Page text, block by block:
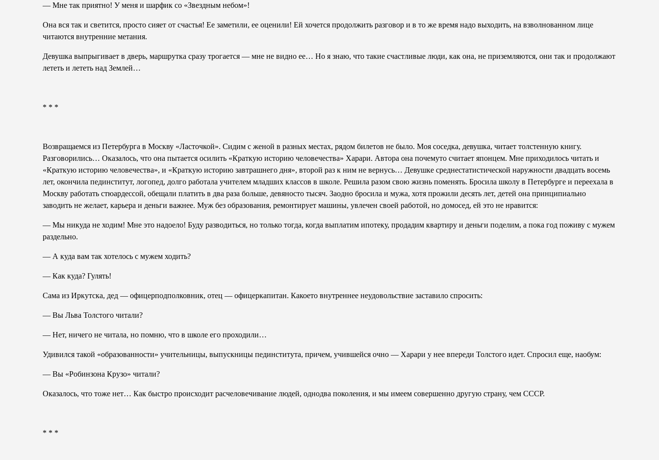
— Мне так приятно! У меня и шарфик со «Звездным небом»!
Она вся так и светится, просто сияет от счастья! Ее заметили, ее оценили! Ей хочется продолжить разговор и в то же время надо выходить, на взволнованном лице
читаются внутренние метания.
Девушка выпрыгивает в дверь, маршрутка сразу трогается — мне не видно ее… Но я знаю, что такие счастливые люди, как она, не приземляются, они так и продолжают
лететь и лететь над Землей…
* * *
Возвращаемся из Петербурга в Москву «Ласточкой». Сидим с женой в разных местах, рядом билетов не было. Моя соседка, девушка, читает толстенную книгу.
Разговорились… Оказалось, что она пытается осилить «Краткую историю человечества» Харари. Автора она почему­то считает японцем. Мне приходилось читать и
«Краткую историю человечества», и «Краткую историю завтрашнего дня», второй раз к ним не вернусь… Девушке среднестатистической наружности двадцать восемь
лет, окончила пединститут, логопед, долго работала учителем младших классов в школе. Решила разом свою жизнь поменять. Бросила школу в Петербурге и переехала в
Москву работать стюардессой, обещали платить в два раза больше, девяносто тысяч. Заодно бросила и мужа, хотя прожили десять лет, детей она принципиально
заводить не желает, карьера и деньги важнее. Муж без образования, ремонтирует машины, увлечен своей работой, но домосед, ей это не нравится:
— Мы никуда не ходим! Мне это надоело! Буду разводиться, но только тогда, когда выплатим ипотеку, продадим квартиру и деньги поделим, а пока год поживу с мужем
раздельно.
— А куда вам так хотелось с мужем ходить?
— Как куда? Гулять!
Сама из Иркутска, дед — офицер­подполковник, отец — офицер­капитан. Какое­то внутреннее неудовольствие заставило спросить:
— Вы Льва Толстого читали?
— Нет, ничего не читала, но помню, что в школе его проходили…
Удивился такой «образованности» учительницы, выпускницы пединститута, причем, учившейся очно — Харари у нее впереди Толстого идет. Спросил еще, наобум:
— Вы «Робинзона Крузо» читали?
Оказалось, что тоже нет… Как быстро происходит расчеловечивание людей, одно­два поколения, и мы имеем совершенно другую страну, чем СССР.
* * *